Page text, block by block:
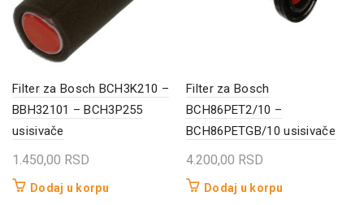
Filter za Bosch BCH3K210 –
BBH32101 – BCH3P255
usisivače
1.450,00 RSD
Dodaj u korpu
Filter za Bosch
BCH86PET2/10 –
BCH86PETGB/10 usisivače
4.200,00 RSD
Dodaj u korpu